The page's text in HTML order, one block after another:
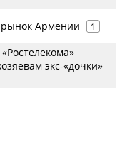
рынок Армении 1
экс-«дочки»